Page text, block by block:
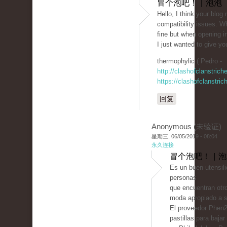
冒个泡吧！ | 泡泡
Hello, I think your blog
compatibility issues.
fine but when opening
I just wanted to give
thermophylic ( Pedro -
http://
https://
回复
Anonymous (未验证)
星期三, 06/05/2019 - 08:04
永久连接
冒个泡吧！ |
Es un buen
personas
que encuentran
moda apropiado a
El proveedor
pastillas para